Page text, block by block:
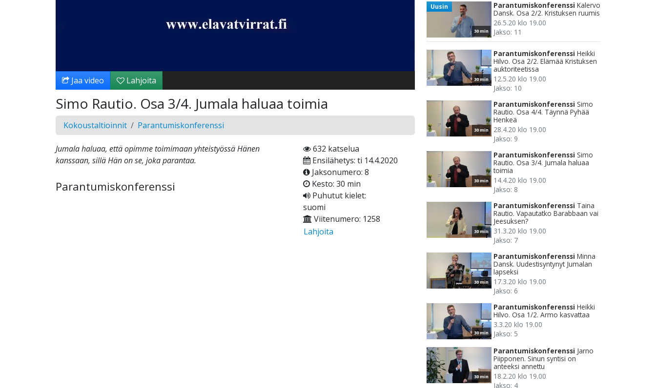
Jaa video Lahjoita
Simo Rautio. Osa 3/4. Jumala haluaa toimia
Kokoustaltioinnit Parantumiskonferenssi
Jumala haluaa, että opimme toimimaan yhteistyössä Hänen
kanssaan, sillä Hän on se, joka parantaa.
Parantumiskonferenssi
632 katselua
Ensilähetys: ti 14.4.2020
Jaksonumero: 8
Kesto: 30 min
Puhutut kielet:
suomi
Viitenumero: 1258
Lahjoita
30 min
Uusin Parantumiskonferenssi Kalervo
Dansk. Osa 2/2. Kristuksen ruumis
26.5.20 klo 19.00
Jakso: 11
30 min
Parantumiskonferenssi Heikki
Hilvo. Osa 2/2. Elämää Kristuksen
auktoriteetissa
12.5.20 klo 19.00
Jakso: 10
30 min
Parantumiskonferenssi Simo
Rautio. Osa 4/4. Täynnä Pyhää
Henkeä
28.4.20 klo 19.00
Jakso: 9
30 min
Parantumiskonferenssi Simo
Rautio. Osa 3/4. Jumala haluaa
toimia
14.4.20 klo 19.00
Jakso: 8
30 min
Parantumiskonferenssi Taina
Rautio. Vapautatko Barabbaan vai
Jeesuksen?
31.3.20 klo 19.00
Jakso: 7
30 min
Parantumiskonferenssi Minna
Dansk. Uudestisyntynyt Jumalan
lapseksi
17.3.20 klo 19.00
Jakso: 6
30 min
Parantumiskonferenssi Heikki
Hilvo. Osa 1/2. Armo kasvattaa
3.3.20 klo 19.00
Jakso: 5
30 min
Parantumiskonferenssi Jarno
Piipponen. Sinun syntisi on
anteeksi annettu
18.2.20 klo 19.00
Jakso: 4